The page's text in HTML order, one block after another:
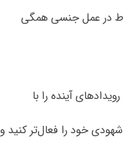
در عمل جنسی همگی
آینده را با
خود را فعال‌تر کنید و